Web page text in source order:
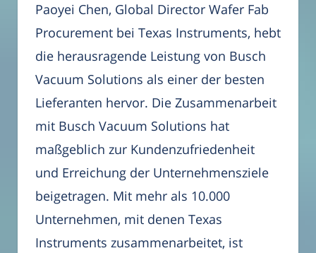
Paoyei Chen, Global Director Wafer Fab
Procurement bei Texas Instruments, hebt
die herausragende Leistung von Busch
Vacuum Solutions als einer der besten
Lieferanten hervor. Die Zusammenarbeit
mit Busch Vacuum Solutions hat
maßgeblich zur Kundenzufriedenheit
und Erreichung der Unternehmensziele
beigetragen. Mit mehr als 10.000
Unternehmen, mit denen Texas
Instruments zusammenarbeitet, ist